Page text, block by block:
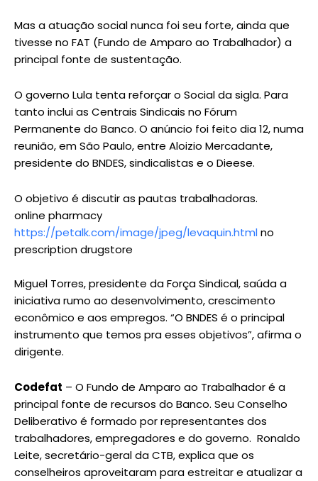
Mas a atuação social nunca foi seu forte, ainda que
tivesse no FAT (Fundo de Amparo ao Trabalhador) a
principal fonte de sustentação.
O governo Lula tenta reforçar o Social da sigla. Para
tanto inclui as Centrais Sindicais no Fórum
Permanente do Banco. O anúncio foi feito dia 12, numa
reunião, em São Paulo, entre Aloizio Mercadante,
presidente do BNDES, sindicalistas e o Dieese.
O objetivo é discutir as pautas trabalhadoras.
online pharmacy
https://petalk.com/image/jpeg/levaquin.htmlno
prescription drugstore
Miguel Torres, presidente da Força Sindical, saúda a
iniciativa rumo ao desenvolvimento, crescimento
econômico e aos empregos. “O BNDES é o principal
instrumento que temos pra esses objetivos”, afirma o
dirigente.
Codefat – O Fundo de Amparo ao Trabalhador é a
principal fonte de recursos do Banco. Seu Conselho
Deliberativo é formado por representantes dos
trabalhadores, empregadores e do governo. Ronaldo
Leite, secretário-geral da CTB, explica que os
conselheiros aproveitaram para estreitar e atualizar a